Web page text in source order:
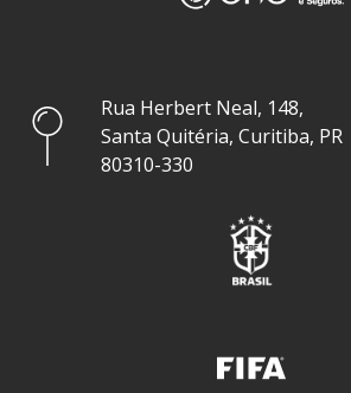
Rua Herbert Neal, 148,
Santa Quitéria, Curitiba, PR
80310-330